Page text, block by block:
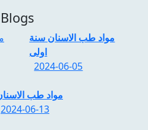
مواد طب الاسنان سنة
اولى
2024-06-05
مواد طب
2024-06-13